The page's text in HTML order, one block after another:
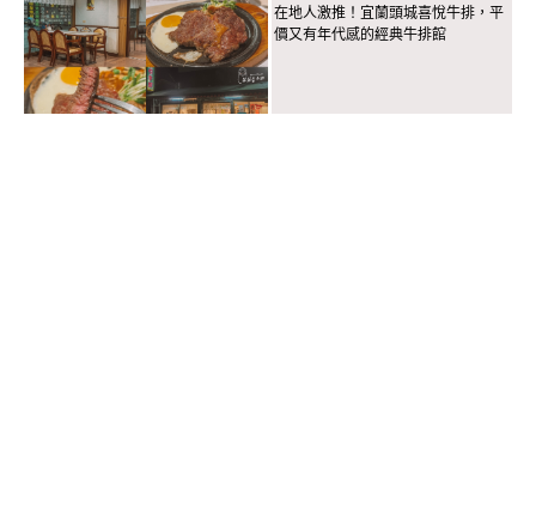
在地人激推！宜蘭頭城喜悅牛排，平
價又有年代感的經典牛排館